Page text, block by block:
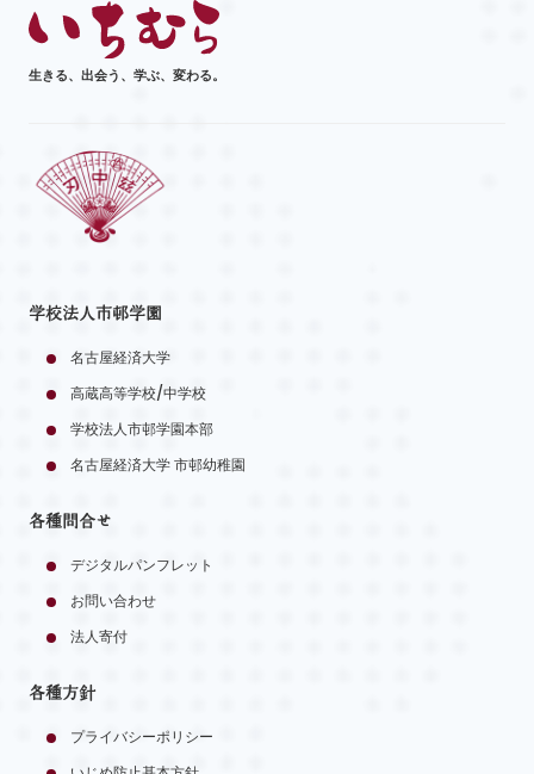
生きる、出会う、学ぶ、変わる。
学校法人市邨学園
名古屋経済大学
高蔵高等学校/中学校
学校法人市邨学園本部
名古屋経済大学 市邨幼稚園
各種問合せ
デジタルパンフレット
お問い合わせ
法人寄付
各種方針
プライバシーポリシー